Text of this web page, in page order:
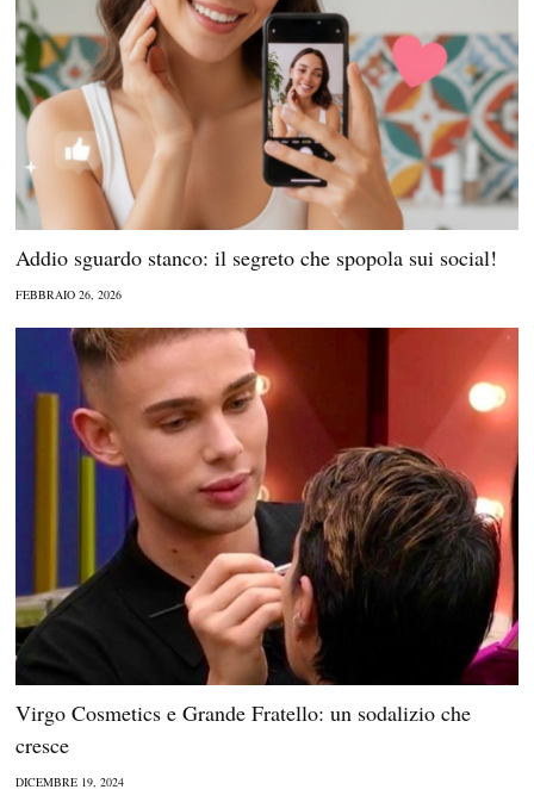
Addio sguardo stanco: il segreto che spopola sui social!
FEBBRAIO 26, 2026
Virgo Cosmetics e Grande Fratello: un sodalizio che
cresce
DICEMBRE 19, 2024